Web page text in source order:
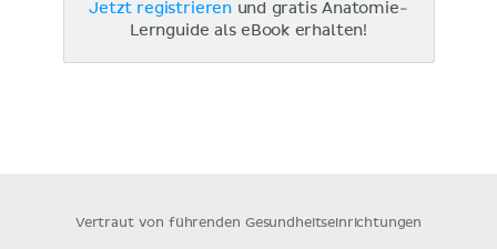
Jetzt registrieren und gratis Anatomie-
Lernguide als eBook erhalten!
Vertraut von führenden Gesundheitseinrichtungen